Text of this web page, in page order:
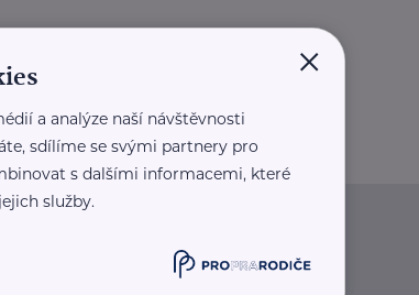
×
a analýze naší návštěvnosti
sdílíme se svými partnery pro
s dalšími informacemi, které
služby.